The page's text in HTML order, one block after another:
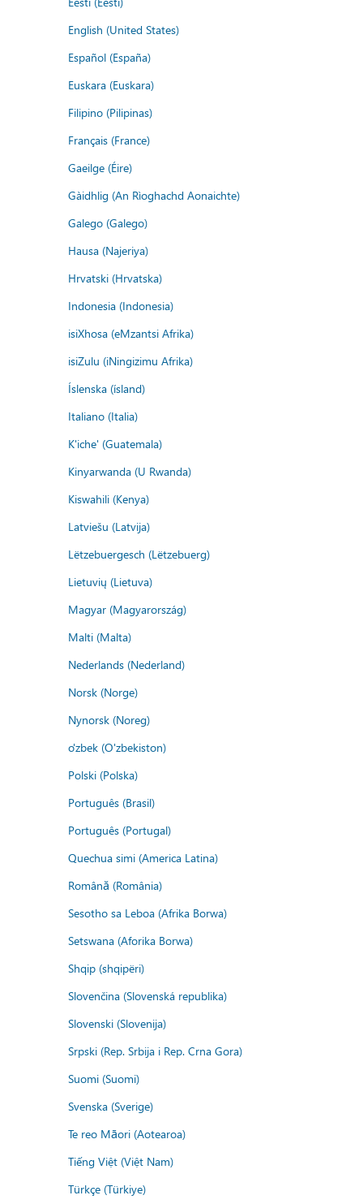
English (United States)
Español (España)
Euskara (Euskara)
Filipino (Pilipinas)
Français (France)
Gaeilge (Éire)
Gàidhlig (An Rìoghachd Aonaichte)
Galego (Galego)
Hausa (Najeriya)
Hrvatski (Hrvatska)
Indonesia (Indonesia)
isiXhosa (eMzantsi Afrika)
isiZulu (iNingizimu Afrika)
Íslenska (ísland)
Italiano (Italia)
K'iche' (Guatemala)
Kinyarwanda (U Rwanda)
Kiswahili (Kenya)
Latviešu (Latvija)
Lëtzebuergesch (Lëtzebuerg)
Lietuvių (Lietuva)
Magyar (Magyarország)
Malti (Malta)
Nederlands (Nederland)
Norsk (Norge)
Nynorsk (Noreg)
o'zbek (O'zbekiston)
Polski (Polska)
Português (Brasil)
Português (Portugal)
Quechua simi (America Latina)
Română (România)
Sesotho sa Leboa (Afrika Borwa)
Setswana (Aforika Borwa)
Shqip (shqipëri)
Slovenčina (Slovenská republika)
Slovenski (Slovenija)
Srpski (Rep. Srbija i Rep. Crna Gora)
Suomi (Suomi)
Svenska (Sverige)
Te reo Māori (Aotearoa)
Tiếng Việt (Việt Nam)
Türkçe (Türkiye)